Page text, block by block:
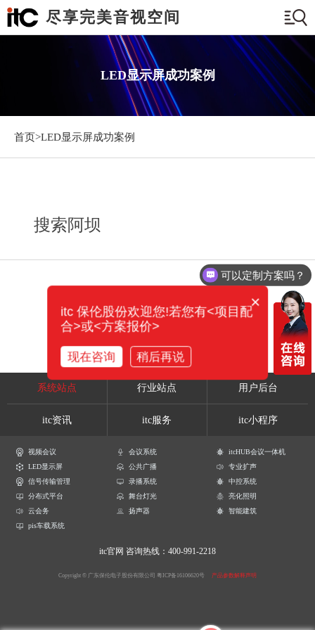
尽享完美音视空间
LED显示屏成功案例
首页>LED显示屏成功案例
搜索阿坝
系统站点 行业站点 用户后台
itc资讯 itc服务 itc小程序
视频会议 会议系统
itcHUB会议一体机
LED显示屏
公共广播
专业扩声
信号传输管理
录播系统
中控系统
分布式平台
舞台灯光
亮化照明
云会务
扬声器
智能建筑
pis车载系统
itc官网 咨询热线：400-991-2218
Copyright © 广东保伦电子股份有限公司 粤ICP备16106620号 产品参数解释声明
可以定制方案吗？
×
itc 保伦股份欢迎您!若您有<项目配
合>或<方案报价>
现在咨询 稍后再说